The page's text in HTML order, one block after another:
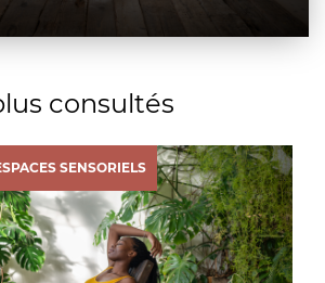
consultés
SENSORIELS